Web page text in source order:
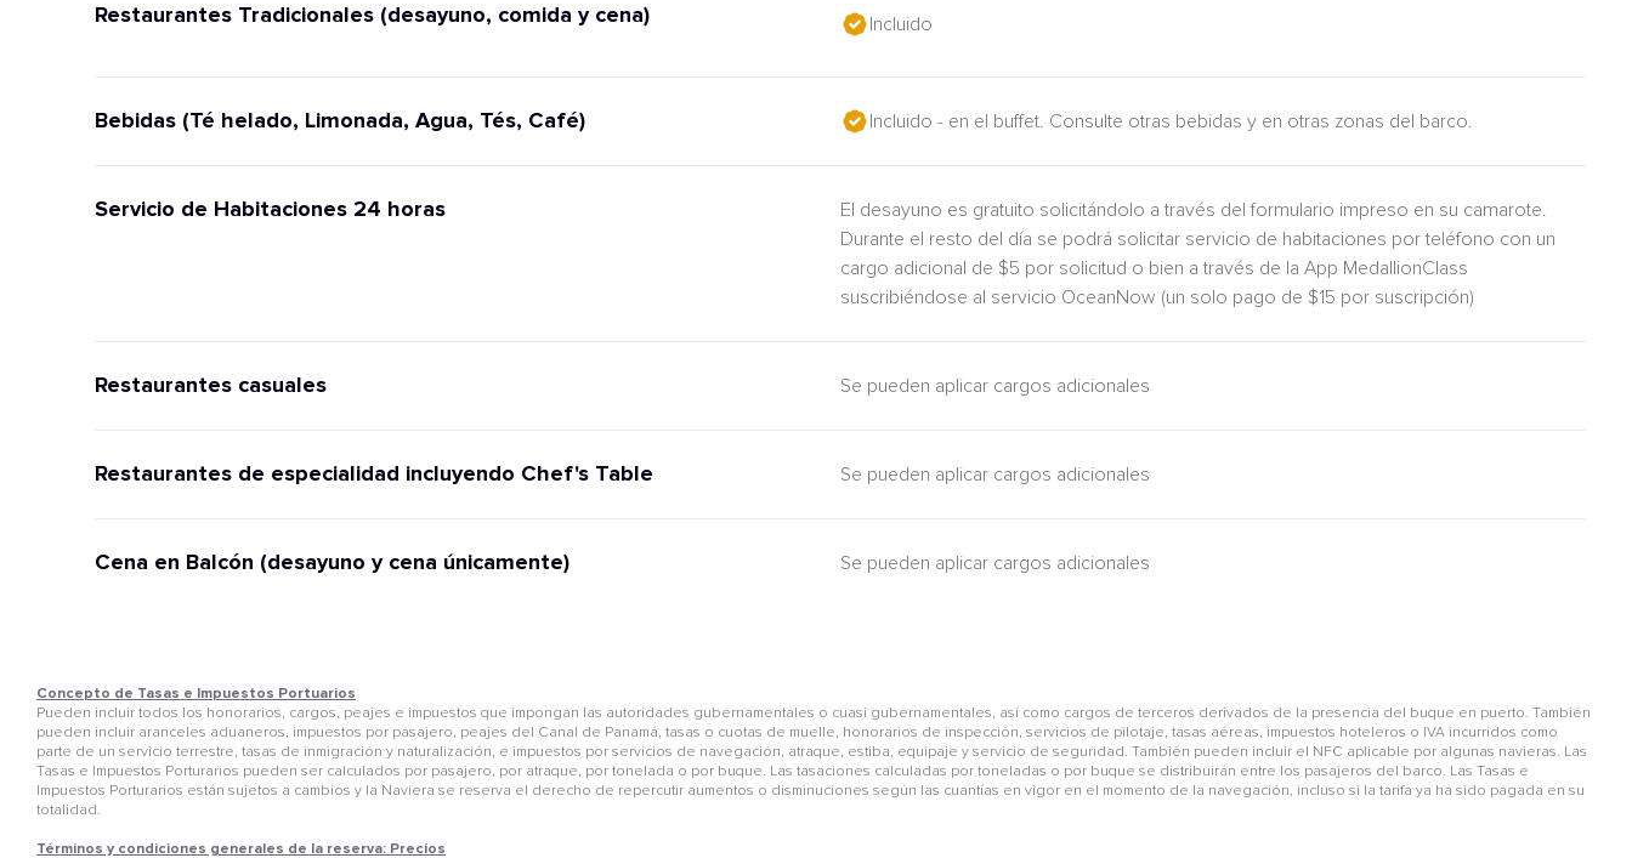
Restaurantes Tradicionales (desayuno, comida y cena) Incluido
Bebidas (Té helado, Limonada, Agua, Tés, Café) Incluido - en el buffet. Consulte otras bebidas y en otras zonas del barco.
Servicio de Habitaciones 24 horas
El desayuno es gratuito solicitándolo a través del formulario impreso en su camarote.
Durante el resto del día se podrá solicitar servicio de habitaciones por teléfono con un
cargo adicional de $5 por solicitud o bien a través de la App MedallionClass
suscribiéndose al servicio OceanNow (un solo pago de $15 por suscripción)
Restaurantes casuales Se pueden aplicar cargos adicionales
Restaurantes de especialidad incluyendo Chef's Table Se pueden aplicar cargos adicionales
Cena en Balcón (desayuno y cena únicamente) Se pueden aplicar cargos adicionales
Concepto de Tasas e Impuestos Portuarios
Pueden incluir todos los honorarios, cargos, peajes e impuestos que impongan las autoridades gubernamentales o cuasi gubernamentales, así como cargos de terceros derivados de la presencia del buque en puerto. También
pueden incluir aranceles aduaneros, impuestos por pasajero, peajes del Canal de Panamá, tasas o cuotas de muelle, honorarios de inspección, servicios de pilotaje, tasas aéreas, impuestos hoteleros o IVA incurridos como
parte de un servicio terrestre, tasas de inmigración y naturalización, e impuestos por servicios de navegación, atraque, estiba, equipaje y servicio de seguridad. También pueden incluir el NFC aplicable por algunas navieras. Las
Tasas e Impuestos Porturarios pueden ser calculados por pasajero, por atraque, por tonelada o por buque. Las tasaciones calculadas por toneladas o por buque se distribuirán entre los pasajeros del barco. Las Tasas e
Impuestos Porturarios están sujetos a cambios y la Naviera se reserva el derecho de repercutir aumentos o disminuciones según las cuantías en vigor en el momento de la navegación, incluso si la tarifa ya ha sido pagada en su
totalidad.
Términos y condiciones generales de la reserva: Precios